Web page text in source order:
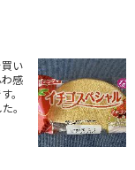
い
感
。
。